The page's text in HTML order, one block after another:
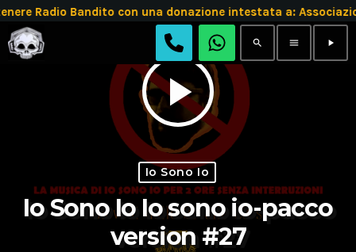
Radio Bandito con una donazione intestata a:
search menu play_arrow
play_arrow
Io Sono Io
Io Sono Io Io sono io-pacco
version #27